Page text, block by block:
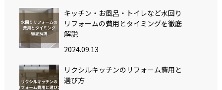
キッチン・お風呂・トイレなど水回り
リフォームの費用とタイミングを徹底
解説
2024.09.13
リクシルキッチンのリフォーム費用と
選び方